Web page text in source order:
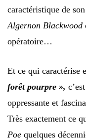
caractéristique de
Algernon Blackwood
opératoire…
Et ce qui caractérise
forêt pourpre »,
oppressante et
Très exactement ce
Poe quelques